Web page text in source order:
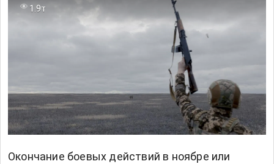
1.9т
Окончание боевых действий в ноябре или